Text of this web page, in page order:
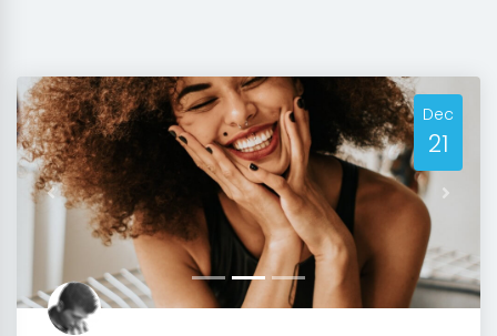
Previous Next
Dec
21